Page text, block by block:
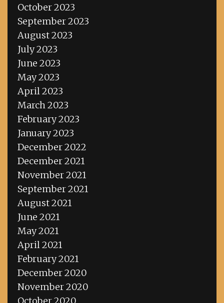
October 2023
September 2023
August 2023
July 2023
June 2023
May 2023
April 2023
March 2023
February 2023
January 2023
December 2022
December 2021
November 2021
September 2021
August 2021
June 2021
May 2021
April 2021
February 2021
December 2020
November 2020